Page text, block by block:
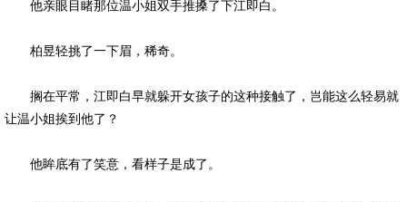
他亲眼目睹那位温小姐双手推搡了下江即白。
柏昱轻挑了一下眉，稀奇。
搁在平常，江即白早就躲开女孩子的这种接触了，岂能这么轻易就
让温小姐挨到他了？
他眸底有了笑意，看样子是成了。